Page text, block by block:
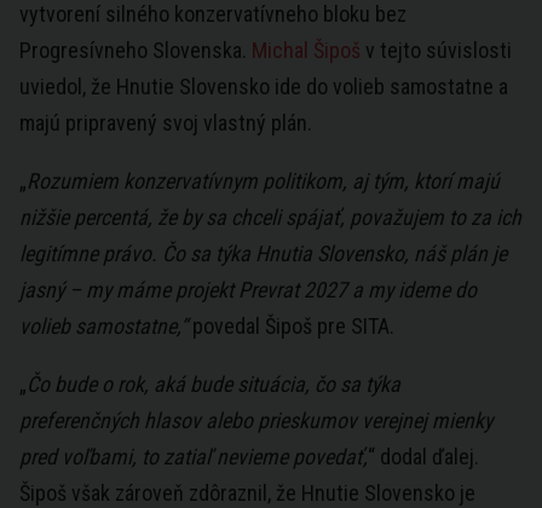
vytvorení silného konzervatívneho bloku bez
Progresívneho Slovenska. Michal Šipoš v tejto súvislosti
uviedol, že Hnutie Slovensko ide do volieb samostatne a
majú pripravený svoj vlastný plán.
„Rozumiem konzervatívnym politikom, aj tým, ktorí majú
nižšie percentá, že by sa chceli spájať, považujem to za ich
legitímne právo. Čo sa týka Hnutia Slovensko, náš plán je
jasný – my máme projekt Prevrat 2027 a my ideme do
volieb samostatne,“povedal Šipoš pre SITA.
„Čo bude o rok, aká bude situácia, čo sa týka
preferenčných hlasov alebo prieskumov verejnej mienky
pred voľbami, to zatiaľ nevieme povedať,“ dodal ďalej.
Šipoš však zároveň zdôraznil, že Hnutie Slovensko je